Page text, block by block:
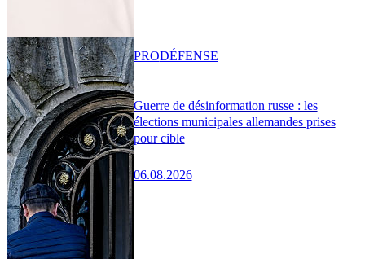
Guerre de désinformation russe : les
élections municipales allemandes prises
pour cible
06.08.2026
PRODÉFENSE